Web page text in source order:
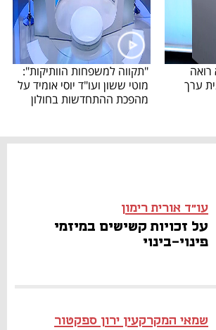
ערך
"תקווה למשפחות הוותיקות":
מוטי ששון ועו"ד יוסי אומיד על
מהפכת ההתחדשות בחולון
עו"ד אורית רימון
על זכויות קשישים במיזמי
פינוי-בינוי
שמאי המקרקעין ירון ספקטור